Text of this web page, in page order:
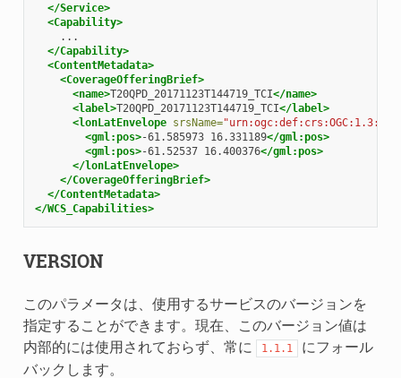
</Service>
<Capability>
</Capability>
<ContentMetadata>
<CoverageOfferingBrief>
<name>T20QPD_20171123T144719_TCI</name>
<label>T20QPD_20171123T144719_TCI</label>
<lonLatEnvelope srsName=
<gml:pos>-61.585973 16.331189</gml:pos>
<gml:pos>-61.52537 16.400376</gml:pos>
</lonLatEnvelope>
</CoverageOfferingBrief>
</ContentMetadata>
</WCS_Capabilities>
VERSION
このパラメータは、使用するサービスのバージョンを
指定することができます。現在、このバージョン値は
内部的には使用されておらず、常に
1.1.1
にフォール
バックします。